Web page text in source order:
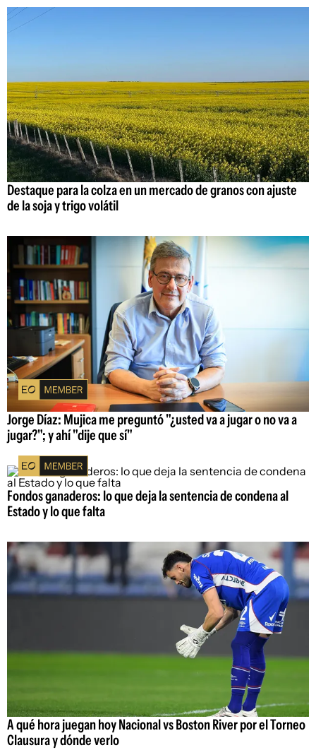
Destaque para la colza en un mercado de granos con ajuste
de la soja y trigo volátil
Jorge Díaz: Mujica me preguntó "¿usted va a jugar o no va a
jugar?"; y ahí "dije que sí"
Fondos ganaderos: lo que deja la sentencia de condena al
Estado y lo que falta
A qué hora juegan hoy Nacional vs Boston River por el Torneo
Clausura y dónde verlo